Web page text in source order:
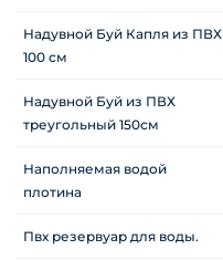
Надувной Буй Капля из ПВХ
100 см
Надувной Буй из ПВХ
треугольный 150см
Наполняемая водой
плотина
Пвх резервуар для воды.